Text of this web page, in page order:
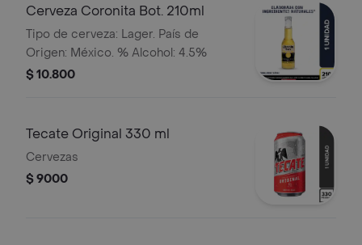
Cerveza Coronita Bot. 210ml
Tipo de cerveza: Lager. País de
Origen: México. % Alcohol: 4.5%
$ 10.800
Tecate Original 330 ml
Cervezas
$ 9000